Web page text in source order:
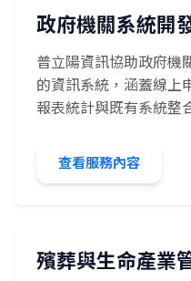
政府機關系統開
普立陽資訊協助政府機
的資訊系統，涵蓋線上
報表統計與既有系統整
查看服務內容
殯葬與生命產業